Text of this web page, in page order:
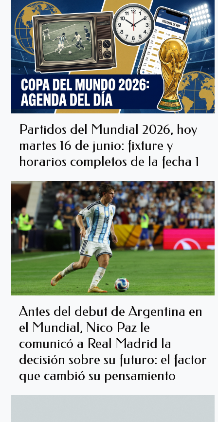
Partidos del Mundial 2026, hoy
martes 16 de junio: fixture y
horarios completos de la fecha 1
Antes del debut de Argentina en
el Mundial, Nico Paz le
comunicó a Real Madrid la
decisión sobre su futuro: el factor
que cambió su pensamiento